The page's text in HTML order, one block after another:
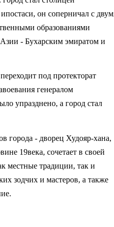
он соперничал с
образованиями
- Бухарским эмиратом и
под протекторат
генералом
упразднено, а город стал
города - дворец Худояр-хана,
19века, сочетает в своей
местные традиции, так и
зодчих и мастеров, а также